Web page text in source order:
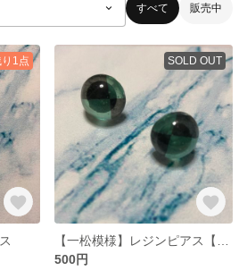
すべて 販売中
1点 SOLD OUT
500円